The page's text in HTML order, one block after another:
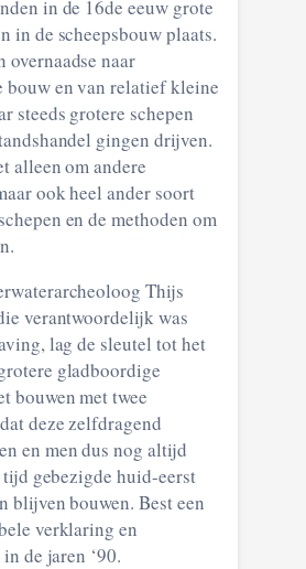
in de 16de eeuw grote
in de scheepsbouw plaats.
overnaadse naar
bouw en van relatief kleine
steeds grotere schepen
gingen drijven.
alleen om andere
ook heel ander soort
en de methoden om
Thijs
verantwoordelijk was
lag de sleutel tot het
gladboordige
bouwen met twee
deze zelfdragend
en men dus nog altijd
gebezigde huid-eerst
blijven bouwen. Best een
verklaring en
de jaren ‘90.